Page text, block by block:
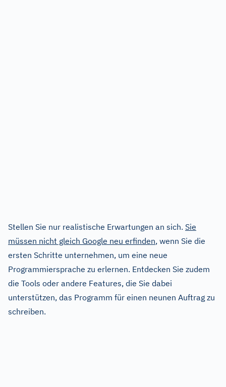
Stellen Sie nur realistische Erwartungen an sich. Sie
müssen nicht gleich Google neu erfinden, wenn Sie die
ersten Schritte unternehmen, um eine neue
Programmiersprache zu erlernen. Entdecken Sie zudem
die Tools oder andere Features, die Sie dabei
unterstützen, das Programm für einen neunen Auftrag zu
schreiben.